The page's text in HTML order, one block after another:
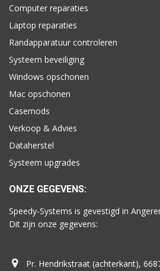
Computer reparaties
Laptop reparaties
Randapparatuur controleren
Systeem beveiliging
Windows opschonen
Mac opschonen
Casemods
Verkoop & Advies
Dataherstel
Systeem upgrades
ONZE GEGEVENS:
Speedy-Systems is gevestigd in
Dit zijn onze gegevens:
Pr. Hendrikstraat (achterkant),